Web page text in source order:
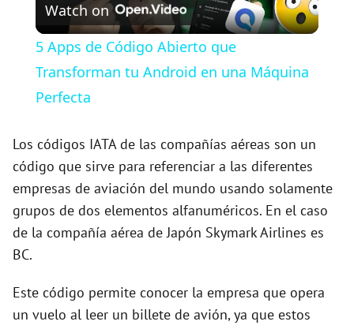
l
a
V
i
e
Watch on
5 Apps de Código Abierto que
Transforman tu Android en una Máquina
Perfecta
Los códigos IATA de las compañías aéreas son un
código que sirve para referenciar a las diferentes
empresas de aviación del mundo usando solamente
grupos de dos elementos alfanuméricos. En el caso
de la compañía aérea de Japón Skymark Airlines es
BC.
Este código permite conocer la empresa que opera
un vuelo al leer un billete de avión, ya que estos